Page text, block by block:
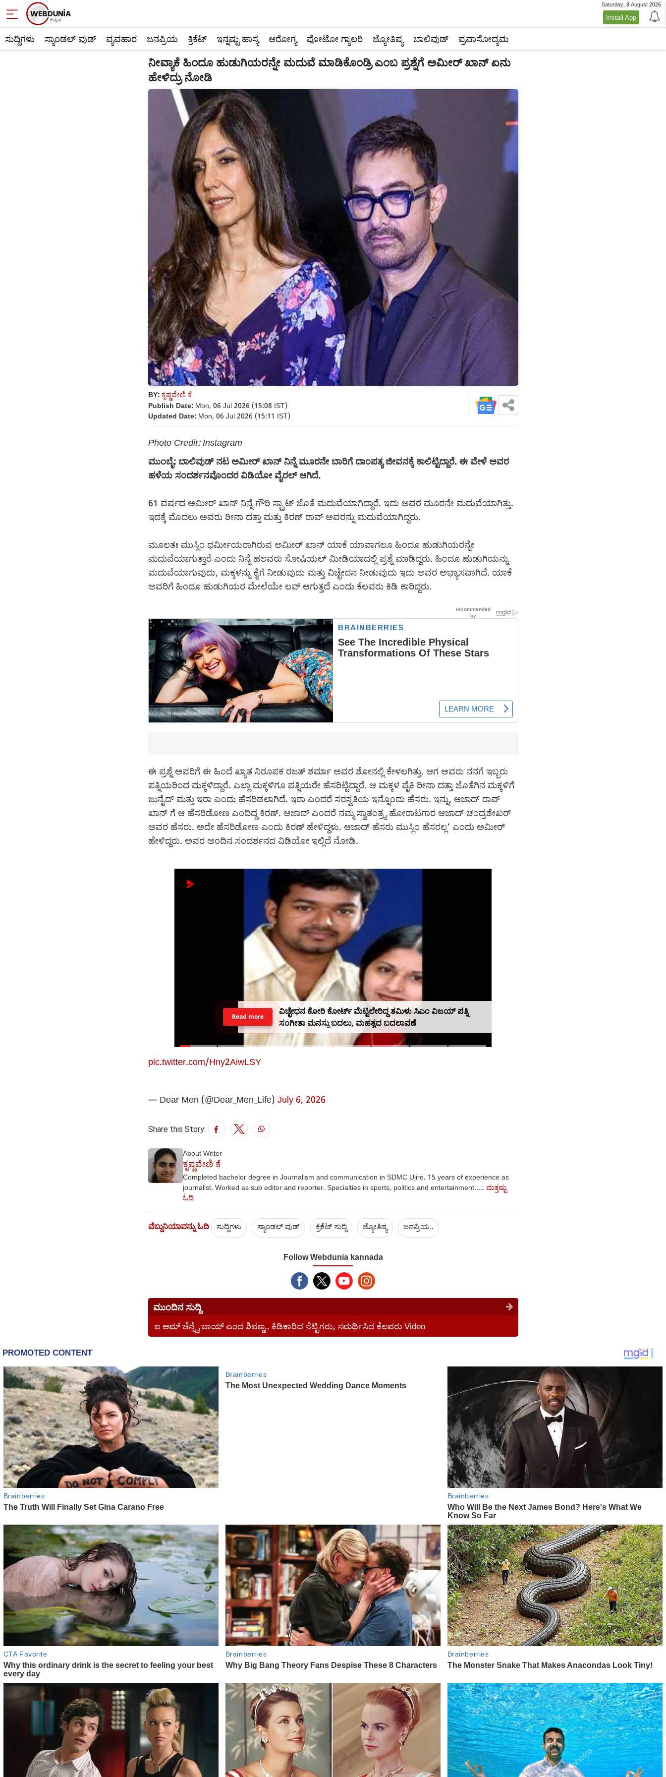
Saturday, 8 August 2026
Install App
ಸುದ್ದಿಗಳು ಸ್ಯಾಂಡಲ್ ವುಡ್ ವ್ಯವಹಾರ ಜನಪ್ರಿಯ ಕ್ರಿಕೆಟ್‌ ಇನ್ನಷ್ಟು ಹಾಸ್ಯ ಆರೋಗ್ಯ ಫೋಟೋ ಗ್ಯಾಲರಿ ಜ್ಯೋತಿಷ್ಯ ಬಾಲಿವುಡ್‌ ಪ್ರವಾಸೋದ್ಯಮ
ನೀವ್ಯಾಕೆ ಹಿಂದೂ ಹುಡುಗಿಯರನ್ನೇ ಮದುವೆ ಮಾಡಿಕೊಂಡ್ರಿ ಎಂಬ ಪ್ರಶ್ನೆಗೆ ಅಮೀರ್ ಖಾನ್ ಏನು
ಹೇಳಿದ್ರು ನೋಡಿ
BY: ಕೃಷ್ಣವೇಣಿ ಕೆ
Publish Date:Mon, 06 Jul 2026 (15:08 IST)
Updated Date:Mon, 06 Jul 2026 (15:11 IST)
Photo Credit: Instagram
ಮುಂಬೈ: ಬಾಲಿವುಡ್ ನಟ ಅಮೀರ್ ಖಾನ್ ನಿನ್ನೆ ಮೂರನೇ ಬಾರಿಗೆ ದಾಂಪತ್ಯ ಜೀವನಕ್ಕೆ ಕಾಲಿಟ್ಟಿದ್ದಾರೆ. ಈ ವೇಳೆ ಅವರ
ಹಳೆಯ ಸಂದರ್ಶನವೊಂದರ ವಿಡಿಯೋ ವೈರಲ್ ಆಗಿದೆ.
61 ವರ್ಷದ ಅಮೀರ್ ಖಾನ್ ನಿನ್ನೆ ಗೌರಿ ಸ್ಪ್ರಾಟ್ ಜೊತೆ ಮದುವೆಯಾಗಿದ್ದಾರೆ. ಇದು ಅವರ ಮೂರನೇ ಮದುವೆಯಾಗಿತ್ತು.
ಇದಕ್ಕೆ ಮೊದಲು ಅವರು ರೀನಾ ದತ್ತಾ ಮತ್ತು ಕಿರಣ್ ರಾವ್ ಅವರನ್ನು ಮದುವೆಯಾಗಿದ್ದರು.
ಮೂಲತಃ ಮುಸ್ಲಿಂ ಧರ್ಮೀಯರಾಗಿರುವ ಅಮೀರ್ ಖಾನ್ ಯಾಕೆ ಯಾವಾಗಲೂ ಹಿಂದೂ ಹುಡುಗಿಯರನ್ನೇ
ಮದುವೆಯಾಗುತ್ತಾರೆ ಎಂದು ನಿನ್ನೆ ಹಲವರು ಸೋಷಿಯಲ್ ಮೀಡಿಯಾದಲ್ಲಿ ಪ್ರಶ್ನೆ ಮಾಡಿದ್ದರು. ಹಿಂದೂ ಹುಡುಗಿಯನ್ನು
ಮದುವೆಯಾಗುವುದು, ಮಕ್ಕಳನ್ನು ಕೈಗೆ ನೀಡುವುದು ಮತ್ತು ವಿಚ್ಛೇದನ ನೀಡುವುದು ಇದು ಅವರ ಅಭ್ಯಾಸವಾಗಿದೆ. ಯಾಕೆ
ಅವರಿಗೆ ಹಿಂದೂ ಹುಡುಗಿಯರ ಮೇಲೆಯೇ ಲವ್ ಆಗುತ್ತದೆ ಎಂದು ಕೆಲವರು ಕಿಡಿ ಕಾರಿದ್ದರು.
ಈ ಪ್ರಶ್ನೆ ಅವರಿಗೆ ಈ ಹಿಂದೆ ಖ್ಯಾತ ನಿರೂಪಕ ರಜತ್ ಶರ್ಮಾ ಅವರ ಶೋನಲ್ಲಿ ಕೇಳಲಗಿತ್ತು. ಆಗ ಅವರು ನನಗೆ ಇಬ್ಬರು
ಪತ್ನಿಯರಿಂದ ಮಕ್ಕಳಿದ್ದಾರೆ. ಎಲ್ಲಾ ಮಕ್ಕಳಿಗೂ ಪತ್ನಿಯರೇ ಹೆಸರಿಟ್ಟಿದ್ದಾರೆ. ಆ ಮಕ್ಕಳ ಪೈಕಿ ರೀನಾ ದತ್ತಾ ಜೊತೆಗಿನ ಮಕ್ಕಳಿಗೆ
ಜುನೈದ್ ಮತ್ತು ಇರಾ ಎಂದು ಹೆಸರಿಡಲಾಗಿದೆ. ಇರಾ ಎಂದರೆ ಸರಸ್ವತಿಯ ಇನ್ನೊಂದು ಹೆಸರು. ಇನ್ನು, ಆಜಾದ್ ರಾವ್
ಖಾನ್ ಗೆ ಆ ಹೆಸರಿಡೋಣ ಎಂದಿದ್ದ ಕಿರಣ್. ಆಜಾದ್ ಎಂದರೆ ನಮ್ಮ ಸ್ವಾತಂತ್ರ್ಯ ಹೋರಾಟಗಾರ ಆಜಾದ್ ಚಂದ್ರಶೇಖರ್
ಅವರ ಹೆಸರು. ಅದೇ ಹೆಸರಿಡೋಣ ಎಂದು ಕಿರಣ್ ಹೇಳಿದ್ದಳು. ಆಜಾದ್ ಹೆಸರು ಮುಸ್ಲಿಂ ಹೆಸರಲ್ಲ’ ಎಂದು ಅಮೀರ್
ಹೇಳಿದ್ದರು. ಅವರ ಅಂದಿನ ಸಂದರ್ಶನದ ವಿಡಿಯೋ ಇಲ್ಲಿದೆ ನೋಡಿ.
ವಿಚ್ಛೇಧನ ಕೋರಿ ಕೋರ್ಟ್ ಮೆಟ್ಟಿಲೇರಿದ್ದ ತಮಿಳು ಸಿಎಂ ವಿಜಯ್ ಪತ್ನಿ
ಸಂಗೀತಾ ಮನಸ್ಸು ಬದಲು, ಮಹತ್ವದ ಬದಲಾವಣೆ
Read more
pic.twitter.com/Hny2AiwLSY
— Dear Men (@Dear_Men_Life) July 6, 2026
Share this Story:
About Writer
ಕೃಷ್ಣವೇಣಿ ಕೆ
Completed bachelor degree in Journalism and communication in SDMC Ujire. 15 years of experience as
journalist. Worked as sub editor and reporter. Specialties in sports, politics and entertainment..... ಮತ್ತಷ್ಟು
ಓದಿ
ವೆಬ್ದುನಿಯಾವನ್ನು ಓದಿ ಸುದ್ದಿಗಳು ಸ್ಯಾಂಡಲ್ ವುಡ್ ಕ್ರಿಕೆಟ್‌ ಸುದ್ದಿ ಜ್ಯೋತಿಷ್ಯ ಜನಪ್ರಿಯ..
Follow Webdunia kannada
ಮುಂದಿನ ಸುದ್ದಿ
ಐ ಆಮ್ ಚೆನ್ನೈ ಬಾಯ್ ಎಂದ ಶಿವಣ್ಣ.. ಕಿಡಿಕಾರಿದ ನೆಟ್ಟಿಗರು, ಸಮರ್ಥಿಸಿದ ಕೆಲವರು Video